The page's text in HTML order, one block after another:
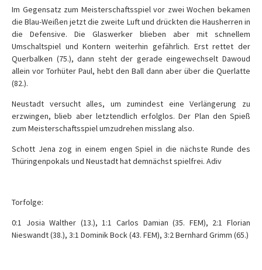
Im Gegensatz zum Meisterschaftsspiel vor zwei Wochen bekamen
die Blau-Weißen jetzt die zweite Luft und drückten die Hausherren in
die Defensive. Die Glaswerker blieben aber mit schnellem
Umschaltspiel und Kontern weiterhin gefährlich. Erst rettet der
Querbalken (75.), dann steht der gerade eingewechselt Dawoud
allein vor Torhüter Paul, hebt den Ball dann aber über die Querlatte
(82.).
Neustadt versucht alles, um zumindest eine Verlängerung zu
erzwingen, blieb aber letztendlich erfolglos. Der Plan den Spieß
zum Meisterschaftsspiel umzudrehen misslang also.
Schott Jena zog in einem engen Spiel in die nächste Runde des
Thüringenpokals und Neustadt hat demnächst spielfrei. Adiv
Torfolge:
0:1 Josia Walther (13.), 1:1 Carlos Damian (35. FEM), 2:1 Florian
Nieswandt (38.), 3:1 Dominik Bock (43. FEM), 3:2 Bernhard Grimm (65.)